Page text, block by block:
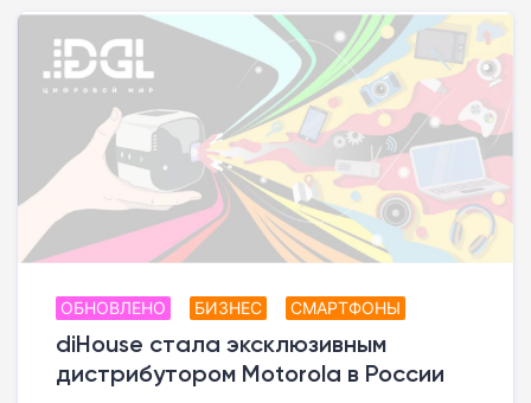
ОБНОВЛЕНО БИЗНЕС СМАРТФОНЫ
diHouse стала эксклюзивным
дистрибутором Motorola в России